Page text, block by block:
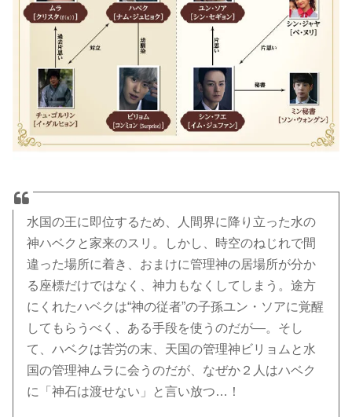
水国の王に即位するため、人間界に降り立った水の
神ハベクと家来のスリ。しかし、時空のねじれで間
違った場所に着き、おまけに管理神の居場所が分か
る座標だけではなく、神力もなくしてしまう。途方
にくれたハベクは“神の従者”の子孫ユン・ソアに覚醒
してもらうべく、ある手段を使うのだが―。そし
て、ハベクは苦労の末、天国の管理神ビリョムと水
国の管理神ムラに会うのだが、なぜか２人はハベク
に「神石は渡せない」と言い放つ…！